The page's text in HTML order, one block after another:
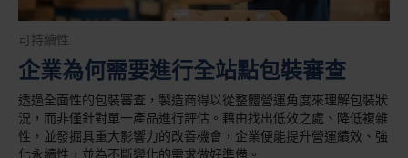
可持續性
企業為何需要進行全站點包裝審查
透過全面性的包裝審查，製造商得以從整體營運角度來理解包裝狀
況，而非僅針對單一產品進行評估。藉由找出低效之處、降低複雜
性，並發掘具重大影響力的改善機會，企業便能提升營運績效、強
化永續性，並為不斷變化的需求做好準備。